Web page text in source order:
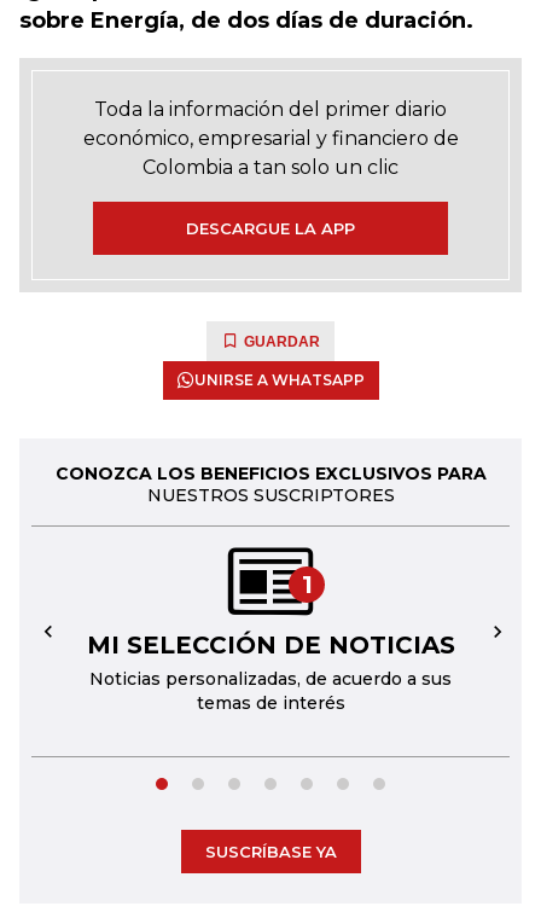
sobre Energía, de dos días de duración.
Toda la información del primer diario
económico, empresarial y financiero de
Colombia a tan solo un clic
DESCARGUE LA APP
GUARDAR
UNIRSE A WHATSAPP
CONOZCA LOS BENEFICIOS EXCLUSIVOS PARA
NUESTROS SUSCRIPTORES
1
MI SELECCIÓN DE NOTICIAS
Noticias personalizadas, de acuerdo a sus
temas de interés
← →
SUSCRÍBASE YA